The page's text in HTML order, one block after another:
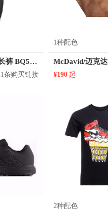
adidas 收口针织长裤 BQ5331
1条购买链接
1种配色
¥190 起
2种配色